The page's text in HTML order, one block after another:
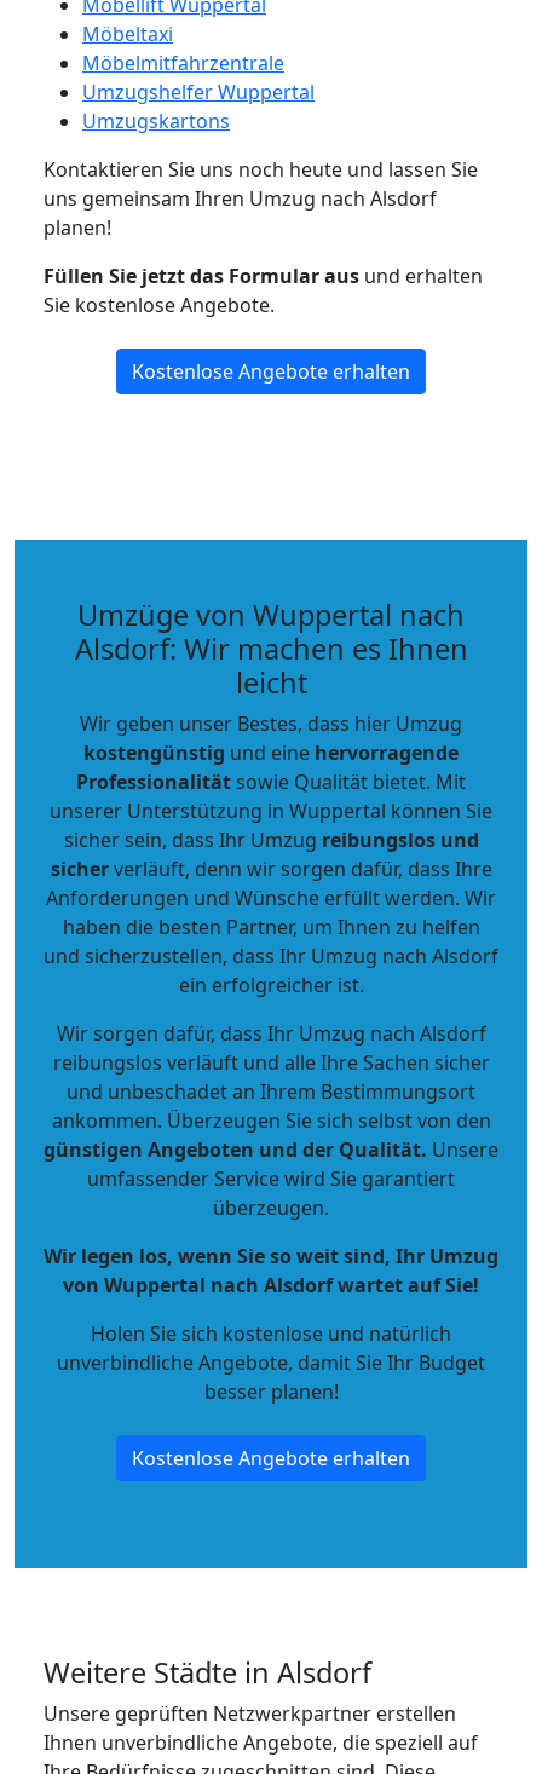
Möbeltaxi
Möbelmitfahrzentrale
Umzugshelfer Wuppertal
Umzugskartons
Kontaktieren Sie uns noch heute und lassen Sie
uns gemeinsam Ihren Umzug nach Alsdorf
planen!
Füllen Sie jetzt das Formular aus und erhalten
Sie kostenlose Angebote.
Kostenlose Angebote erhalten
Umzüge von Wuppertal nach
Alsdorf: Wir machen es Ihnen
leicht
Wir geben unser Bestes, dass hier Umzug
kostengünstig und eine hervorragende
Professionalitätsowie Qualität bietet. Mit
unserer Unterstützung in Wuppertal können Sie
sicher sein, dass Ihr Umzug reibungslos und
sicherverläuft, denn wir sorgen dafür, dass Ihre
Anforderungen und Wünsche erfüllt werden. Wir
haben die besten Partner, um Ihnen zu helfen
und sicherzustellen, dass Ihr Umzug nach Alsdorf
ein erfolgreicher ist.
Wir sorgen dafür, dass Ihr Umzug nach Alsdorf
reibungslos verläuft und alle Ihre Sachen sicher
und unbeschadet an Ihrem Bestimmungsort
ankommen. Überzeugen Sie sich selbst von den
günstigen Angeboten und der Qualität. Unsere
umfassender Service wird Sie garantiert
überzeugen.
Wir legen los, wenn Sie so weit sind, Ihr Umzug
von Wuppertal nach Alsdorf wartet auf Sie!
Holen Sie sich kostenlose und natürlich
unverbindliche Angebote, damit Sie Ihr Budget
besser planen!
Kostenlose Angebote erhalten
Weitere Städte in Alsdorf
Unsere geprüften Netzwerkpartner erstellen
Ihnen unverbindliche Angebote, die speziell auf